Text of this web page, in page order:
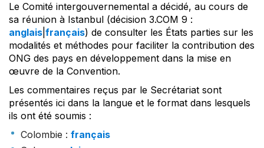
Le Comité intergouvernemental a décidé, au cours de
sa réunion à Istanbul (décision 3.COM 9 :
anglais français) de consulter les États parties sur les
modalités et méthodes pour faciliter la contribution des
ONG des pays en développement dans la mise en
œuvre de la Convention.
Les commentaires reçus par le Secrétariat sont
présentés ici dans la langue et le format dans lesquels
ils ont été soumis :
Colombie : français